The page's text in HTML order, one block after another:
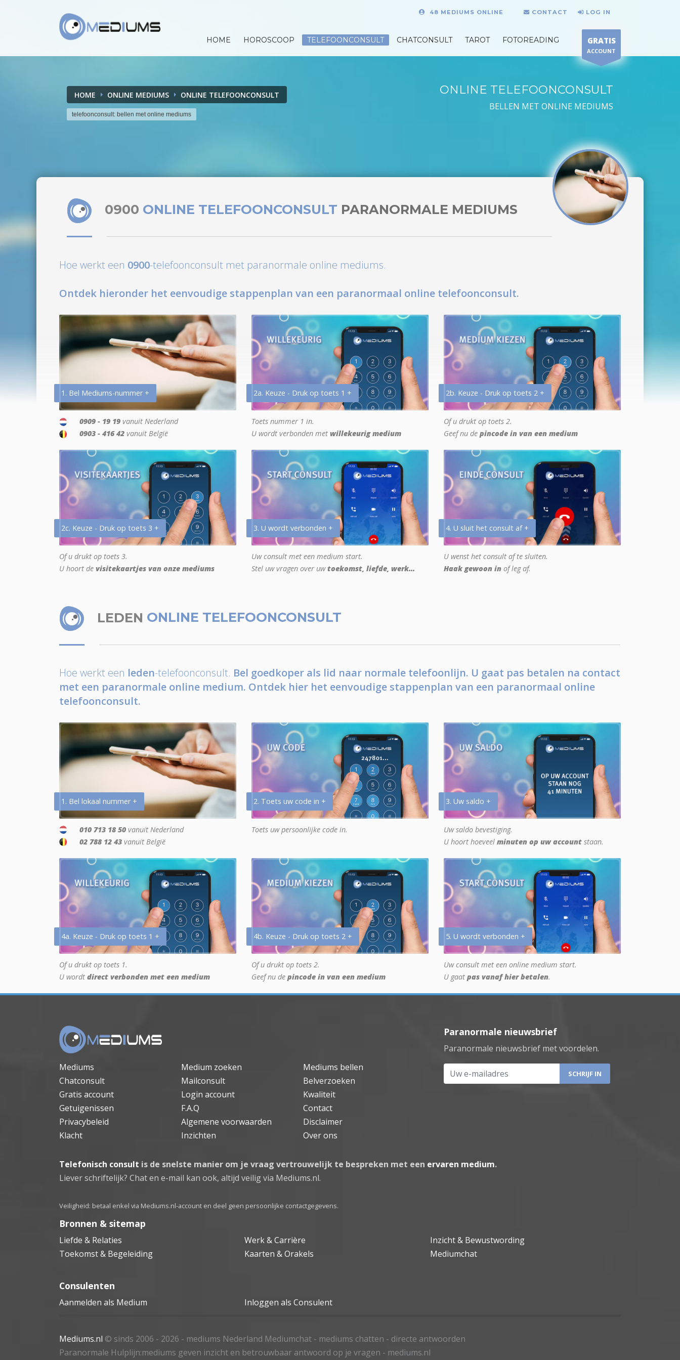
48 MEDIUMS ONLINE CONTACT LOG IN
HOME HOROSCOOP TELEFOONCONSULT CHATCONSULT TAROT FOTOREADING GRATIS
ACCOUNT
HOME ONLINE MEDIUMS ONLINE TELEFOONCONSULT
telefoonconsult: bellen met online mediums
ONLINE TELEFOONCONSULT
BELLEN MET ONLINE MEDIUMS
0900 ONLINE TELEFOONCONSULT PARANORMALE MEDIUMS
Hoe werkt een 0900-telefoonconsult met paranormale online mediums.
Ontdek hieronder het eenvoudige stappenplan van een paranormaal online telefoonconsult.
1. Bel Mediums-nummer +
0909 - 19 19 vanuit Nederland
0903 - 416 42 vanuit België
2a. Keuze - Druk op toets 1 +
Toets nummer 1 in.
U wordt verbonden met willekeurig medium
2b. Keuze - Druk op toets 2 +
Of u drukt op toets 2.
Geef nu de pincode in van een medium
2c. Keuze - Druk op toets 3 +
Of u drukt op toets 3.
U hoort de visitekaartjes van onze mediums
3. U wordt verbonden +
Uw consult met een medium start.
Stel uw vragen over uwtoekomst, liefde, werk...
4. U sluit het consult af +
U wenst het consult af te sluiten.
Haak gewoon in of leg af.
LEDEN ONLINE TELEFOONCONSULT
Hoe werkt een leden-telefoonconsult. Bel goedkoper als lid naar normale telefoonlijn. U gaat pas betalen na contact
met een paranormale online medium. Ontdek hier het eenvoudige stappenplan van een paranormaal online
telefoonconsult.
1. Bel lokaal nummer +
010 713 18 50 vanuit Nederland
02 788 12 43 vanuit België
2. Toets uw code in +
Toets uw persoonlijke code in.
3. Uw saldo +
Uw saldo bevestiging.
U hoort hoeveel minuten op uw account staan.
4a. Keuze - Druk op toets 1 +
Of u drukt op toets 1.
U wordt direct verbonden met een medium
4b. Keuze - Druk op toets 2 +
Of u drukt op toets 2.
Geef nu de pincode in van een medium
5. U wordt verbonden +
Uw consult met een online medium start.
U gaat pas vanaf hier betalen.
Mediums Medium zoeken
Mediums bellen
Chatconsult
Mailconsult
Belverzoeken
Gratis account
Login account
Kwaliteit
Getuigenissen
F.A.Q
Contact
Privacybeleid
Algemene voorwaarden
Disclaimer
Klacht
Inzichten Over ons
Paranormale nieuwsbrief
Paranormale nieuwsbrief met voordelen.
Uw e-mailadres
Telefonisch consult is de snelste manier om je vraag vertrouwelijk te bespreken met een ervaren medium.
Liever schriftelijk? Chat en e-mail kan ook, altijd veilig via Mediums.nl.
Veiligheid: betaal enkel via Mediums.nl-account en deel geen persoonlijke contactgegevens.
Bronnen & sitemap
Liefde & Relaties Werk & Carrière
Inzicht & Bewustwording
Toekomst & Begeleiding
Kaarten & Orakels Mediumchat
Consulenten
Aanmelden als Medium Inloggen als Consulent
Mediums.nl © sinds 2006 - 2026 - mediums Nederland Mediumchat - mediums chatten - directe antwoorden
Paranormale Hulplijn:mediums geven inzicht en betrouwbaar antwoord op je vragen - mediums.nl